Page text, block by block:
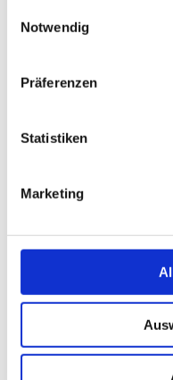
Notwendig
Präferenzen
Statistiken
Marketing
Hätte Person X
die Rechnung
diesem Beispiel
dass Person X
Abschreibungen
in Anspruch